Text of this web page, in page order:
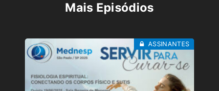
Mais Episódios
ASSINANTES